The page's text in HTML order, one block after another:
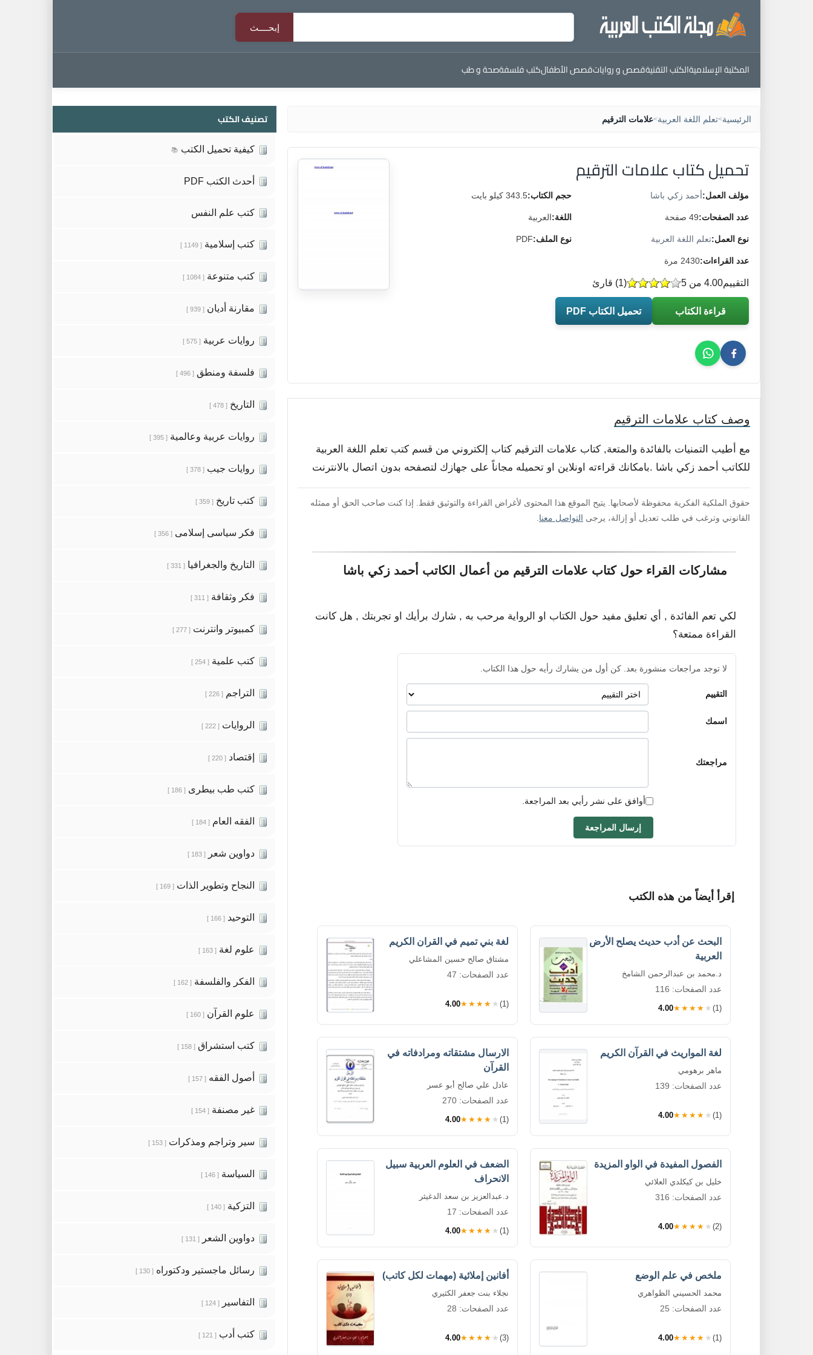
المكتبة الإسلاميةالكتب التقنيةقصص و رواياتقصص الأطفالكتب فلسفةصحة و طب
الرئيسية>تعلم اللغة العربية>علامات الترقيم
تحميل كتاب علامات الترقيم
مؤلف العمل:أحمد زكي باشا حجم الكتاب:343.5 كيلو بايت
عدد الصفحات:49 صفحة اللغة:العربية
نوع العمل:تعلم اللغة العربية نوع الملف:PDF
عدد القراءات:2430 مرة
التقييم (
1) قارئ 4.00 من 5
قراءة الكتاب تحميل الكتاب PDF
وصف كتاب علامات الترقيم
مع أطيب التمنيات بالفائدة والمتعة, كتاب علامات الترقيم كتاب إلكتروني من قسم كتب تعلم اللغة العربية
للكاتب أحمد زكي باشا .بامكانك قراءته اونلاين او تحميله مجاناً على جهازك لتصفحه بدون اتصال بالانترنت
حقوق الملكية الفكرية محفوظة لأصحابها. يتيح الموقع هذا المحتوى لأغراض القراءة والتوثيق فقط. إذا كنت صاحب الحق أو ممثله
القانوني وترغب في طلب تعديل أو إزالة، يرجى التواصل معنا
مشاركات القراء حول كتاب علامات الترقيم من أعمال الكاتب أحمد زكي باشا
لكي تعم الفائدة , أي تعليق مفيد حول الكتاب او الرواية مرحب به , شارك برأيك او تجربتك , هل كانت
القراءة ممتعة؟
لا توجد مراجعات منشورة بعد. كن أول من يشارك رأيه حول هذا الكتاب.
التقييم
اسمك
مراجعتك
أوافق على نشر رأيي بعد المراجعة.
إرسال المراجعة
إقرأ أيضاً من هذه الكتب
البحث عن أدب حديث يصلح الأرض
العربية
د.محمد بن عبدالرحمن الشامخ
عدد الصفحات: 116
4.00★★★★★ (1)
لغة بني تميم في القران الكريم
مشتاق صالح حسين المشاعلي
عدد الصفحات: 47
4.00★★★★★ (1)
لغة المواريث في القرآن الكريم
ماهر برهومي
عدد الصفحات: 139
4.00★★★★★ (1)
الارسال مشتقاته ومرادفاته في
القرآن
عادل علي صالح أبو عسر
عدد الصفحات: 270
4.00★★★★★ (1)
الفصول المفيدة في الواو المزيدة
خليل بن كيكلدي العلائي
عدد الصفحات: 316
4.00★★★★★ (2)
الضعف في العلوم العربية سبيل
الانحراف
د.عبدالعزيز بن سعد الدغيثر
عدد الصفحات: 17
4.00★★★★★ (1)
ملخص في علم الوضع
محمد الحسيني الظواهري
عدد الصفحات: 25
4.00★★★★★ (1)
أفانين إملائية (مهمات لكل كاتب)
نجلاء بنت جعفر الكثيري
عدد الصفحات: 28
4.00★★★★★ (3)
تصنيف الكتب
كيفية تحميل الكتب 📚
أحدث الكتب PDF
كتب علم النفس
كتب إسلامية [ 1149 ]
كتب متنوعة [ 1084 ]
مقارنة أديان [ 939 ]
روايات عربية [ 575 ]
فلسفة ومنطق [ 496 ]
التاريخ [ 478 ]
روايات عربية وعالمية [ 395 ]
روايات جيب [ 378 ]
كتب تاريخ [ 359 ]
فكر سياسى إسلامى [ 356 ]
التاريخ والجغرافيا [ 331 ]
فكر وثقافة [ 311 ]
كمبيوتر وانترنت [ 277 ]
كتب علمية [ 254 ]
التراجم [ 226 ]
الروايات [ 222 ]
إقتصاد [ 220 ]
كتب طب بيطرى [ 186 ]
الفقه العام [ 184 ]
دواوين شعر [ 183 ]
النجاح وتطوير الذات [ 169 ]
التوحيد [ 166 ]
علوم لغة [ 163 ]
الفكر والفلسفة [ 162 ]
علوم القرآن [ 160 ]
كتب استشراق [ 158 ]
أصول الفقه [ 157 ]
غير مصنفة [ 154 ]
سير وتراجم ومذكرات [ 153 ]
السياسة [ 146 ]
التزكية [ 140 ]
دواوين الشعر [ 131 ]
رسائل ماجستير ودكتوراه [ 130 ]
التفاسير [ 124 ]
كتب أدب [ 121 ]